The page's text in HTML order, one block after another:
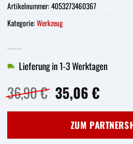
36,90€ Ursprünglicher
Preis
war:
36,90 €
35,06€
ist:
Lieferung in 1-3 Werktagen
ZUM
Artikelnummer:4053273460367
Kategorie:Werkzeug